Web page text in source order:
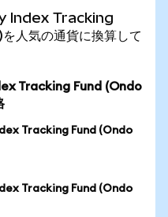
Index Tracking
気の通貨に換算して
Tracking Fund (Ondo
Tracking Fund (Ondo
Tracking Fund (Ondo